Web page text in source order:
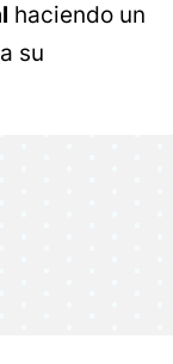
haciendo un
su